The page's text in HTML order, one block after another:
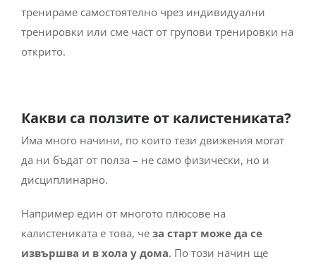
тренираме самостоятелно чрез индивидуални
тренировки или сме част от групови тренировки на
открито.
Какви са ползите от калистениката?
Има много начини, по които тези движения могат
да ни бъдат от полза – не само физически, но и
дисциплинарно.
Например един от многото плюсове на
калистениката е това, че за старт може да се
извършва и в хола у дома. По този начин ще